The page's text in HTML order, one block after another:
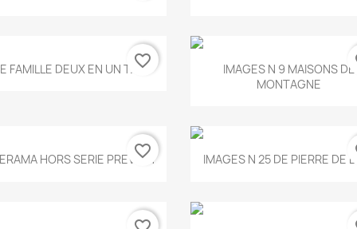
Aperçu rapide
FAMILLE DEUX EN UN T.675
favorite_border Aperçu rapide
IMAGES N 9 MAISONS DE
MONTAGNE
Aperçu rapide
HORS SERIE PREVERT
favorite_border Aperçu rapide
IMAGES N 25 DE PIERRE DE